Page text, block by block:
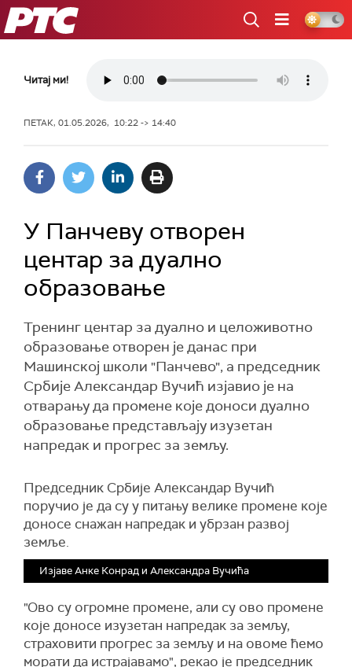
РТС
Читај ми!
ПЕТАК, 01.05.2026, 10:22 -> 14:40
У Панчеву отворен
центар за дуално
образовање
Тренинг центар за дуално и целоживотно
образовање отворен је данас при
Машинској школи "Панчево", а председник
Србије Александар Вучић изјавио је на
отварању да промене које доноси дуално
образовање представљају изузетан
напредак и прогрес за земљу.
Председник Србије Александар Вучић
поручио је да су у питању велике промене које
доносе снажан напредак и убрзан развој
земље.
Изјаве Анке Конрад и Александра Вучића
"Ово су огромне промене, али су ово промене
које доносе изузетан напредак за земљу,
страховити прогрес за земљу и на овоме ћемо
морати да истрајавамо", рекао је председник